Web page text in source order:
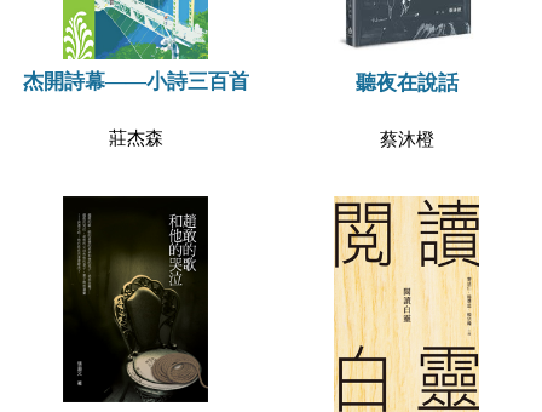
杰開詩幕——小詩三百首
莊杰森
聽夜在說話
蔡沐橙